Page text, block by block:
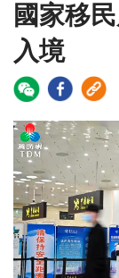
國家移
入境